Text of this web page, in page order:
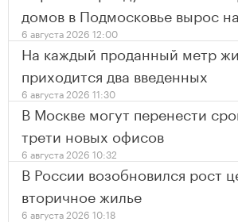
домов в Подмосковье вырос
6 августа 2026 12:00
На каждый проданный метр
приходится два введенных
6 августа 2026 11:30
В Москве могут перенести
трети новых офисов
6 августа 2026 10:32
В России возобновился рост
вторичное жилье
6 августа 2026 10:18